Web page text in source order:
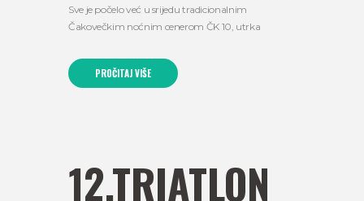
Sve je počelo već u srijedu tradicionalnim
Čakovečkim noćnim cenerom ČK 10, utrka
PROČITAJ VIŠE
12.TRIATLON